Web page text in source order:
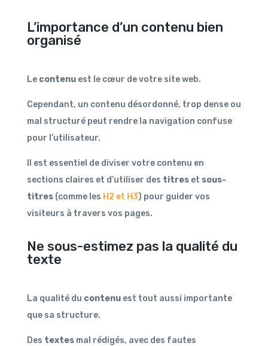
L’importance d’un contenu bien
organisé
Le contenuest le cœur de votre site web.
Cependant, un contenu désordonné, trop dense ou
mal structuré peut rendre la navigation confuse
pour l’utilisateur.
Il est essentiel de diviser votre contenu en
sections claires et d’utiliser des titreset sous-
titres(comme les H2 et H3) pour guider vos
visiteurs à travers vos pages.
Ne sous-estimez pas la qualité du
texte
La qualité du contenuest tout aussi importante
que sa structure.
Des textesmal rédigés, avec des fautes